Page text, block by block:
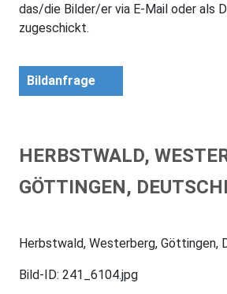
das/die Bilder/er via E-Mail oder als
zugeschickt.
Bildanfrage
HERBSTWALD,
GÖTTINGEN,
Herbstwald, Westerberg, Göttingen,
Bild-ID: 241_6104.jpg